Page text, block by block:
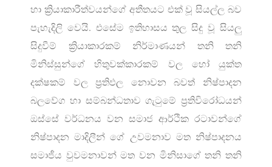
හා ක්‍රියාකාරීත්වයන්ගේ අතීතයට එක් වූ සියල්ල බව
පැහැදිලි වෙයි. එසේම ඉතිහාසය තුල සිදු වූ සියලු
සිදුවීම් ක්‍රියාකාරකම් නිර්මාණයන් තනි තනි
මිනිස්සුන්ගේ හිතුවක්කාරකම් වල හෝ යුක්ත
දක්ෂකම් වල ප්‍රතිඵල නොවන බවත් නිෂ්පාදන
බලවේග හා සම්බන්ධතාව ගැටුමේ ප්‍රතිවිරෝධයන්
ඔස්සේ වර්ධනය වන සමාජ ආර්ථික රටාවන්ගේ
නිෂ්පාදන මාදිලීන් ගේ උවමනාව මත නිෂ්පාදනය
සමාජීය වුවමනාවන් මත වන මිනිසාගේ තනි තනි